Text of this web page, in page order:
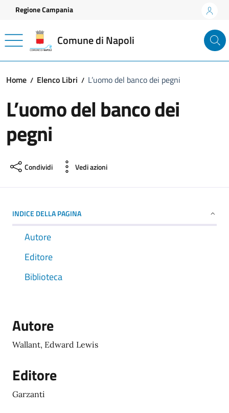
Vai ai contenuti
Vai al footer
Regione Campania
Comune di Napoli
Home Elenco Libri L’uomo del banco dei pegni
L’uomo del banco dei
pegni
Condividi Vedi azioni
INDICE DELLA PAGINA
Autore
Editore
Biblioteca
Autore
Wallant, Edward Lewis
Editore
Garzanti